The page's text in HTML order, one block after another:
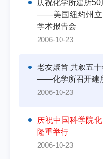
庆祝化学所建所
——美国纽约州立
学术报告会
2006-10-23
老友聚首 共叙五
——化学所召开建
2006-10-23
庆祝中国科学院
隆重举行
2006-10-23